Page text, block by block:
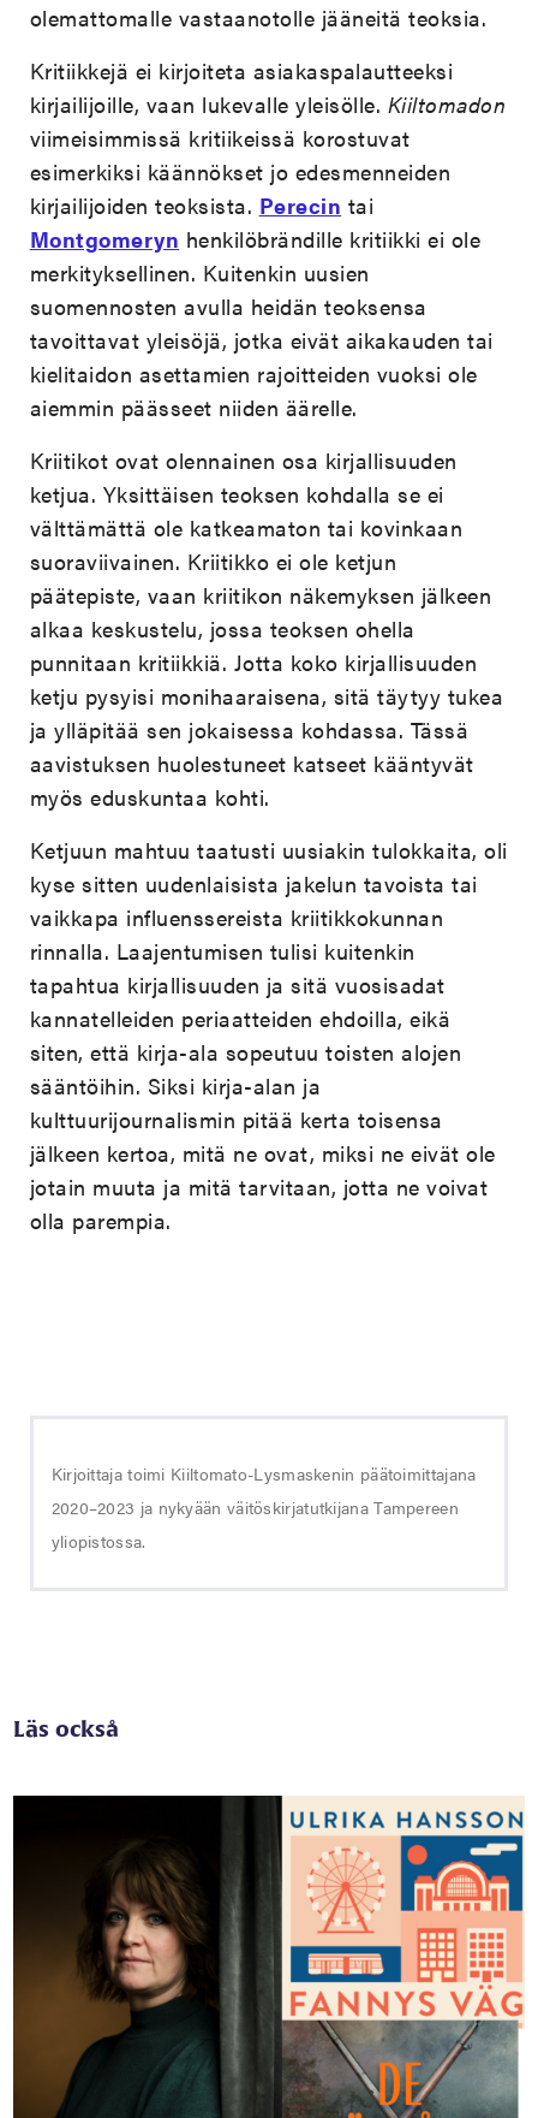
olemattomalle vastaanotolle jääneitä teoksia.
Kritiikkejä ei kirjoiteta asiakaspalautteeksi
kirjailijoille, vaan lukevalle yleisölle. Kiiltomadon
viimeisimmissä kritiikeissä korostuvat
esimerkiksi käännökset jo edesmenneiden
kirjailijoiden teoksista. Perecin tai
Montgomeryn henkilöbrändille kritiikki ei ole
merkityksellinen. Kuitenkin uusien
suomennosten avulla heidän teoksensa
tavoittavat yleisöjä, jotka eivät aikakauden tai
kielitaidon asettamien rajoitteiden vuoksi ole
aiemmin päässeet niiden äärelle.
Kriitikot ovat olennainen osa kirjallisuuden
ketjua. Yksittäisen teoksen kohdalla se ei
välttämättä ole katkeamaton tai kovinkaan
suoraviivainen. Kriitikko ei ole ketjun
päätepiste, vaan kriitikon näkemyksen jälkeen
alkaa keskustelu, jossa teoksen ohella
punnitaan kritiikkiä. Jotta koko kirjallisuuden
ketju pysyisi monihaaraisena, sitä täytyy tukea
ja ylläpitää sen jokaisessa kohdassa. Tässä
aavistuksen huolestuneet katseet kääntyvät
myös eduskuntaa kohti.
Ketjuun mahtuu taatusti uusiakin tulokkaita, oli
kyse sitten uudenlaisista jakelun tavoista tai
vaikkapa influenssereista kriitikkokunnan
rinnalla. Laajentumisen tulisi kuitenkin
tapahtua kirjallisuuden ja sitä vuosisadat
kannatelleiden periaatteiden ehdoilla, eikä
siten, että kirja-ala sopeutuu toisten alojen
sääntöihin. Siksi kirja-alan ja
kulttuurijournalismin pitää kerta toisensa
jälkeen kertoa, mitä ne ovat, miksi ne eivät ole
jotain muuta ja mitä tarvitaan, jotta ne voivat
olla parempia.
Kirjoittaja toimi Kiiltomato-Lysmaskenin päätoimittajana
2020–2023 ja nykyään väitöskirjatutkijana Tampereen
yliopistossa.
Läs också